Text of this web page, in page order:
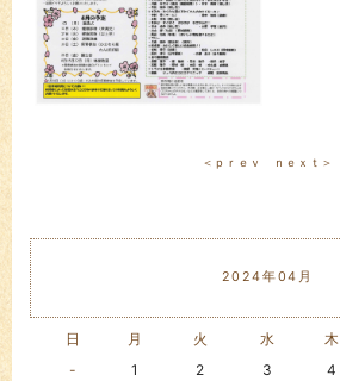
＜ｐｒｅｖ ｎｅｘｔ＞
2024年04月
日 月 火 水 木
-
1 2 3 4